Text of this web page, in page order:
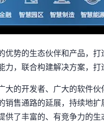
势的生态伙伴和产品，打
，联合构建解决方案，打
大的开发者、广大的软件
售通路的延展，持续地扩
了丰富的、有竞争力的生